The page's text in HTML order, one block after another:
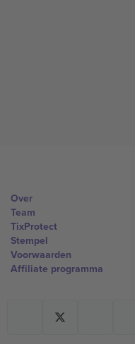
Over
Team
TixProtect
Stempel
Voorwaarden
Affiliate programma